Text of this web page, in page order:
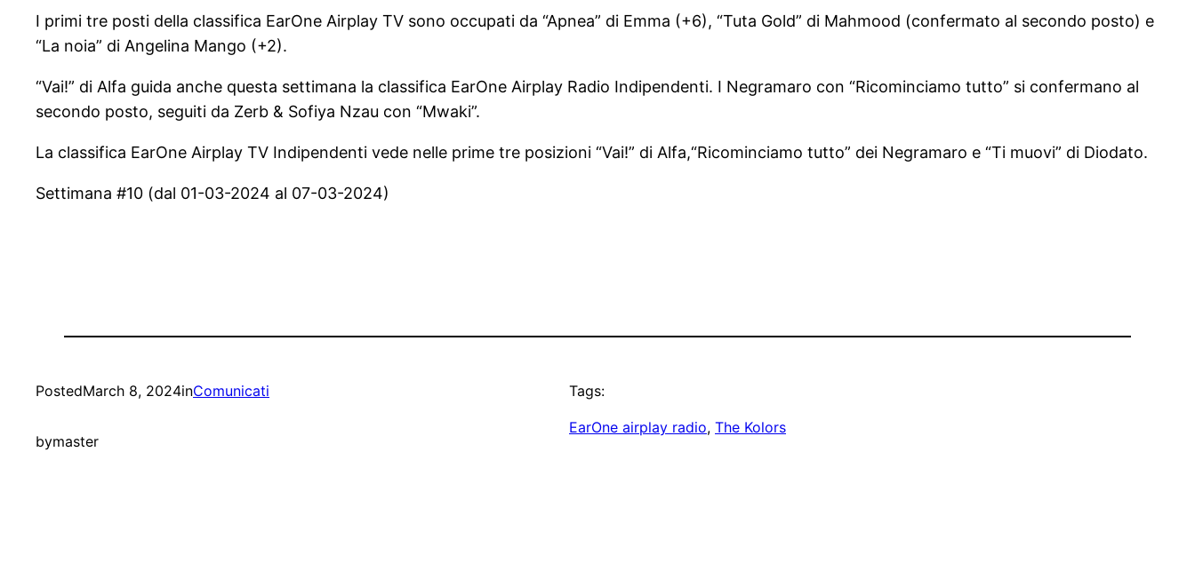
I primi tre posti della classifica EarOne Airplay TV sono occupati da “Apnea” di Emma (+6), “Tuta Gold” di Mahmood (confermato al secondo posto) e
“La noia” di Angelina Mango (+2).
“Vai!” di Alfa guida anche questa settimana la classifica EarOne Airplay Radio Indipendenti. I Negramaro con “Ricominciamo tutto” si confermano al
secondo posto, seguiti da Zerb & Sofiya Nzau con “Mwaki”.
La classifica EarOne Airplay TV Indipendenti vede nelle prime tre posizioni “Vai!” di Alfa,“Ricominciamo tutto” dei Negramaro e “Ti muovi” di Diodato.
Settimana #10 (dal 01-03-2024 al 07-03-2024)
PostedMarch 8, 2024inComunicati
bymaster
Tags:
EarOne airplay radio, The Kolors